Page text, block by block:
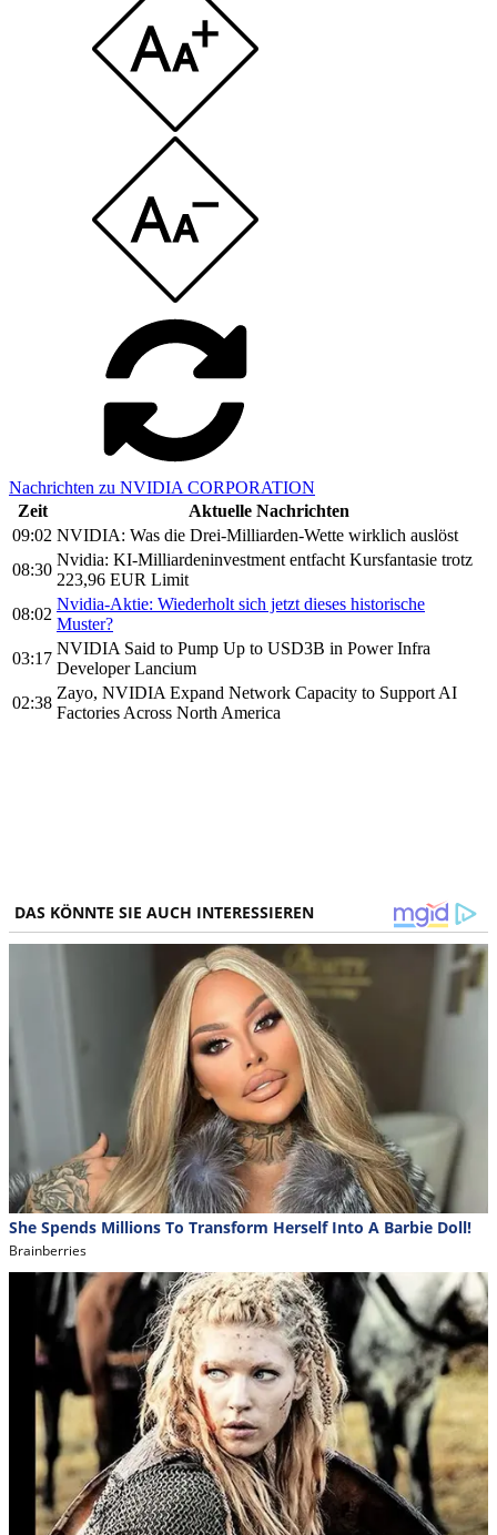
Nachrichten zu NVIDIA CORPORATION
Zeit
Aktuelle Nachrichten
09:02 NVIDIA: Was die Drei-Milliarden-Wette wirklich auslöst
08:30
Nvidia: KI-Milliardeninvestment entfacht Kursfantasie trotz
223,96 EUR Limit
08:02
Nvidia-Aktie: Wiederholt sich jetzt dieses historische
Muster?
03:17
NVIDIA Said to Pump Up to USD3B in Power Infra
Developer Lancium
02:38
Zayo, NVIDIA Expand Network Capacity to Support AI
Factories Across North America